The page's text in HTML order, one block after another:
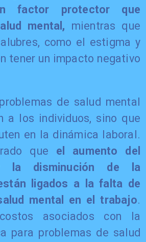
factor protector que
mental, mientras que
como el estigma y
tener un impacto negativo
de salud mental
a los individuos, sino que
en la dinámica laboral.
que el aumento del
la disminución de la
ligados a la falta de
mental en el trabajo.
asociados con la
para problemas de salud